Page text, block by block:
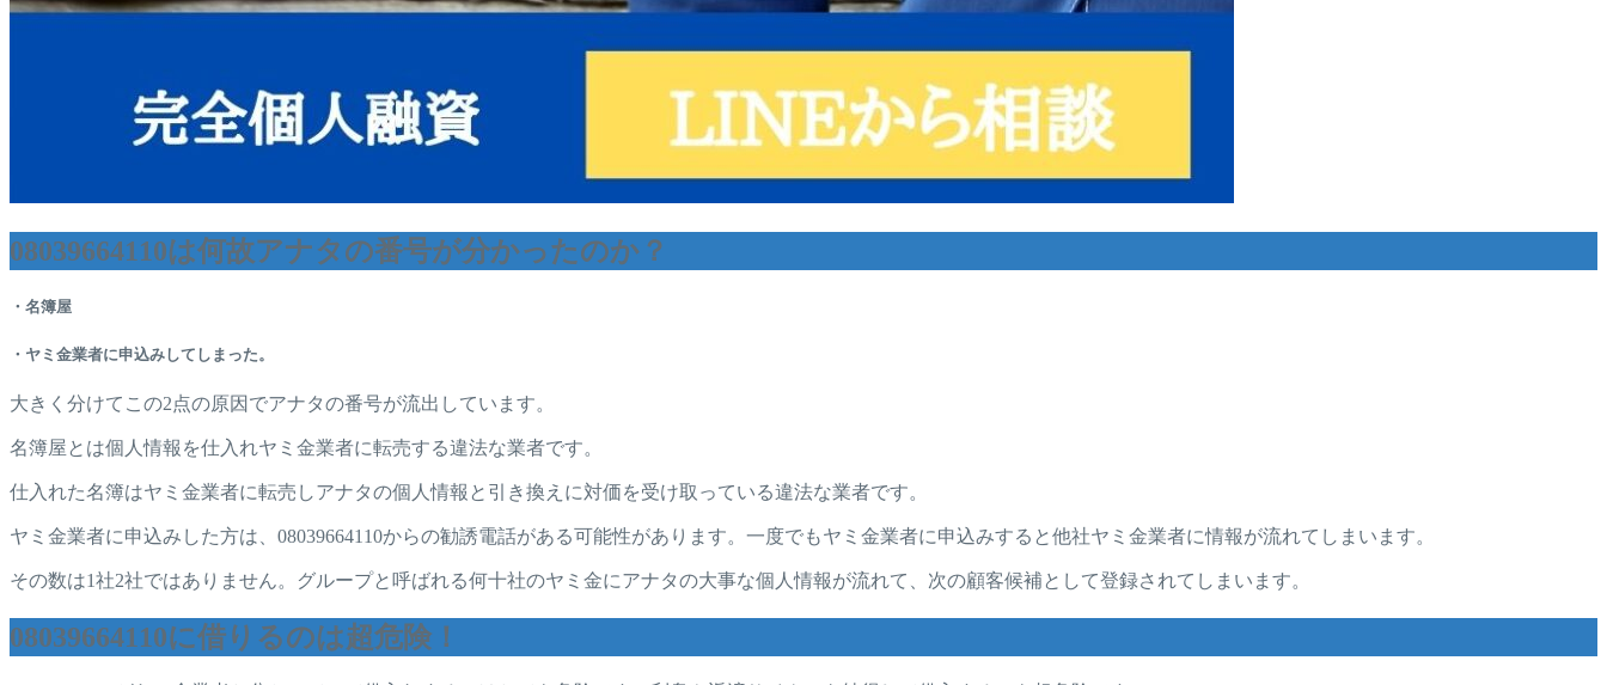
08039664110は何故アナタの番号が分かったのか？
・名簿屋
・ヤミ金業者に申込みしてしまった。
大きく分けてこの2点の原因でアナタの番号が流出しています。
名簿屋とは個人情報を仕入れヤミ金業者に転売する違法な業者です。
仕入れた名簿はヤミ金業者に転売しアナタの個人情報と引き換えに対価を受け取っている違法な業者です。
ヤミ金業者に申込みした方は、08039664110からの勧誘電話がある可能性があります。一度でもヤミ金業者に申込みすると他社ヤミ金業者に情報が流れてしまいます。
その数は1社2社ではありません。グループと呼ばれる何十社のヤミ金にアナタの大事な個人情報が流れて、次の顧客候補として登録されてしまいます。
08039664110に借りるのは超危険！